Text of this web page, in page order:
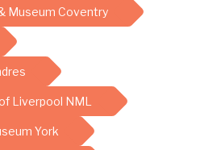
Museum Coventry
Liverpool NML
York